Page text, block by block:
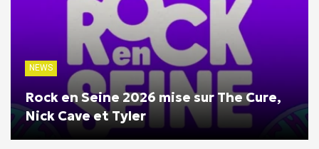
NEWS
Rock en Seine 2026 mise sur The Cure,
Nick Cave et Tyler